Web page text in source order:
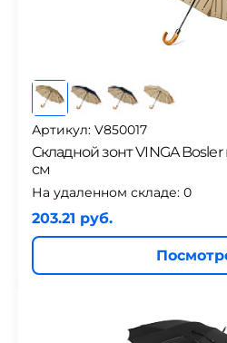
Артикул: V850017
Складной зонт VINGA
см
На удаленном складе: 0
203.21 руб.